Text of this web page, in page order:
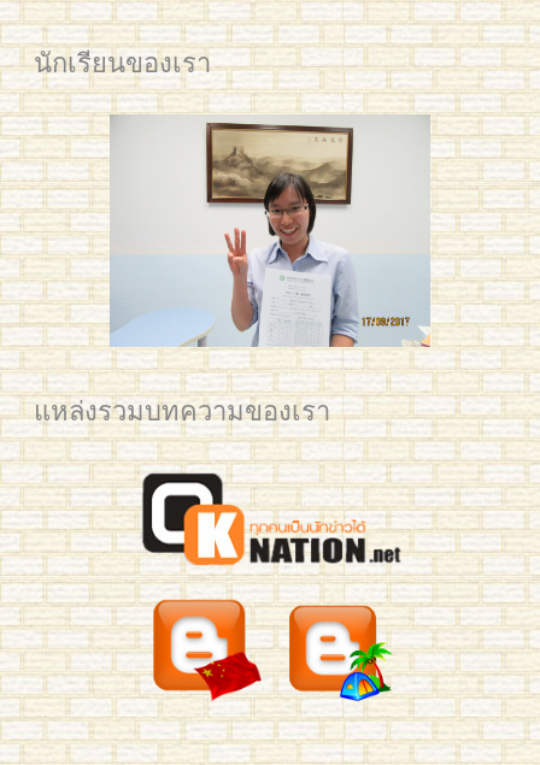
นักเรียนของเรา
IMG_5671 edited small
2561 นิว มช Post Web
2561 BAM Post web
2561 YIM Post web
2561 PLAM CU for Post
mean-hsk3-293
benz-yct3-190-2
jingjing-yct3-189
Business Chinese Course 2016
Han laoshi class 2
Small Kids L & Preaw
อาทิตย์เช้า HSK4
IMG_0731 crop
YIM TRIAM 2015
แหล่งรวมบทความของเรา